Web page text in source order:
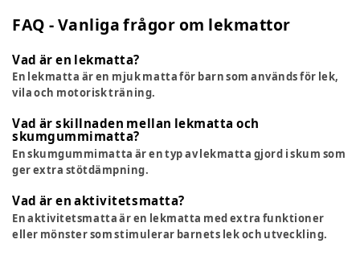
FAQ - Vanliga frågor om lekmattor
Vad är en lekmatta?
En lekmatta är en mjuk matta för barn som används för lek,
vila och motorisk träning.
Vad är skillnaden mellan lekmatta och
skumgummimatta?
En skumgummimatta är en typ av lekmatta gjord i skum som
ger extra stötdämpning.
Vad är en aktivitetsmatta?
En aktivitetsmatta är en lekmatta med extra funktioner
eller mönster som stimulerar barnets lek och utveckling.